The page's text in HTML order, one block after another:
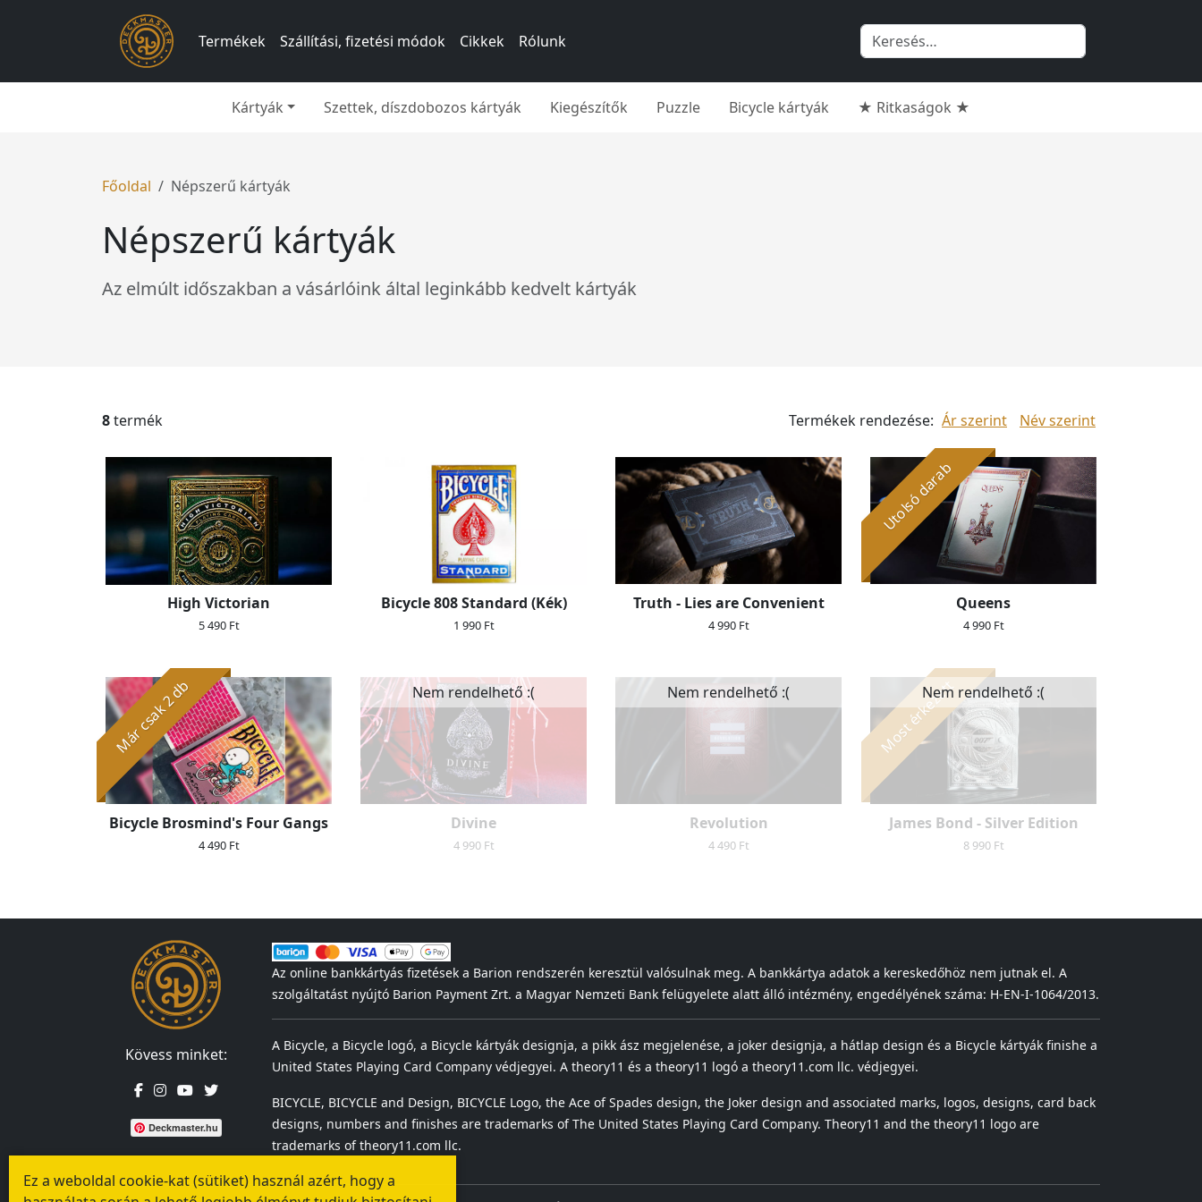
Termékek Szállítási, fizetési módok Cikkek Rólunk
Kártyák Szettek, díszdobozos kártyák Kiegészítők Puzzle Bicycle kártyák ★ Ritkaságok ★
Főoldal Népszerű kártyák
Népszerű kártyák
Az elmúlt időszakban a vásárlóink által leginkább kedvelt kártyák
8termék Termékek rendezése: Ár szerint Név szerint
High Victorian
5 490 Ft
Bicycle 808 Standard (Kék)
1 990 Ft
Truth - Lies are Convenient
4 990 Ft
Utolsó darab
Queens
4 990 Ft
Már csak 2 db
Bicycle Brosmind's Four Gangs
4 490 Ft
Nem rendelhető :(
Divine
4 990 Ft
Nem rendelhető :(
Revolution
4 490 Ft
Nem rendelhető :(
Most érkezett
James Bond - Silver Edition
8 990 Ft
Kövess minket:
Deckmaster.hu
Az online bankkártyás fizetések a Barion rendszerén keresztül valósulnak meg. A bankkártya adatok a kereskedőhöz nem jutnak el. A
szolgáltatást nyújtó Barion Payment Zrt. a Magyar Nemzeti Bank felügyelete alatt álló intézmény, engedélyének száma: H-EN-I-1064/2013.
A Bicycle, a Bicycle logó, a Bicycle kártyák designja, a pikk ász megjelenése, a joker designja, a hátlap design és a Bicycle kártyák finishe a
United States Playing Card Company védjegyei. A theory11 és a theory11 logó a theory11.com llc. védjegyei.
BICYCLE, BICYCLE and Design, BICYCLE Logo, the Ace of Spades design, the Joker design and associated marks, logos, designs, card back
designs, numbers and finishes are trademarks of The United States Playing Card Company. Theory11 and the theory11 logo are
trademarks of theory11.com llc.
Ez a weboldal cookie-kat (sütiket) használ azért, hogy a